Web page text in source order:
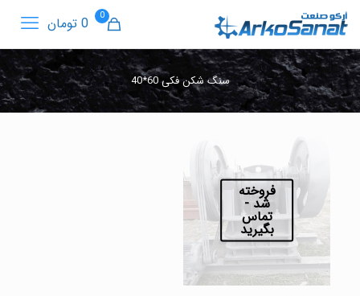
0 0 تومان
سنگ شکن فکی 60*40
فروخته
شد -
تماس
بگیرید